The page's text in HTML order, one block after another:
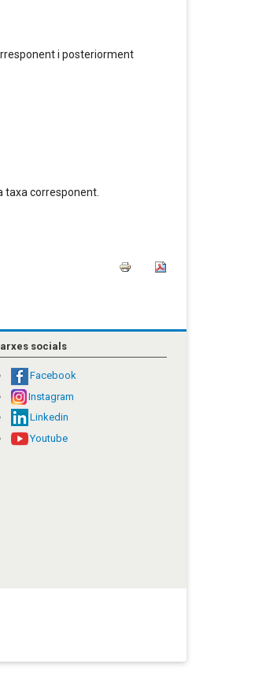
i posteriorment
taxa corresponent.
socials
Facebook
Instagram
Linkedin
Youtube